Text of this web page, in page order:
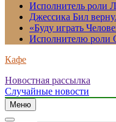
Исполнитель роли
Джессика Бил
«Буду играть
Исполнителю роли
Кафе
Новостная рассылка
Случайные новости
Меню